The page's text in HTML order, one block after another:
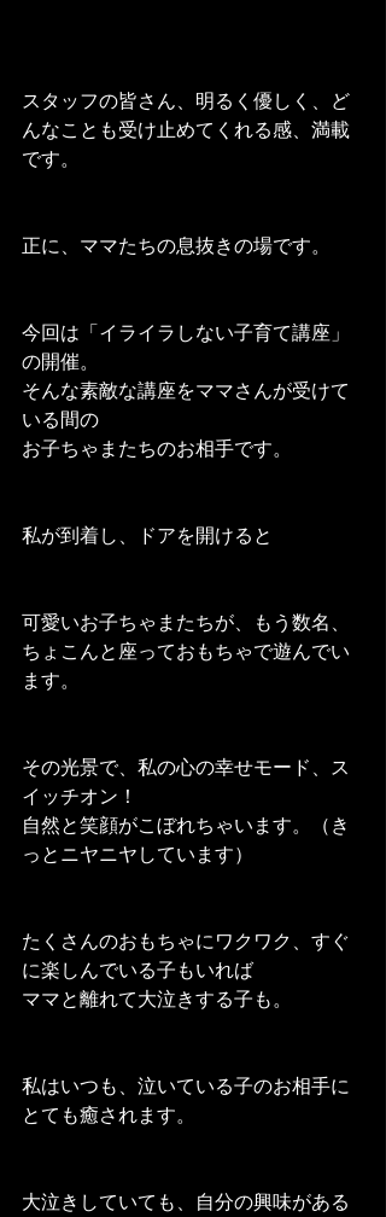
スタッフの皆さん、明るく優しく、ど
んなことも受け止めてくれる感、満載
です。
正に、ママたちの息抜きの場です。
今回は「イライラしない子育て講座」
の開催。
そんな素敵な講座をママさんが受けて
いる間の
お子ちゃまたちのお相手です。
私が到着し、ドアを開けると
可愛いお子ちゃまたちが、もう数名、
ちょこんと座っておもちゃで遊んでい
ます。
その光景で、私の心の幸せモード、ス
イッチオン！
自然と笑顔がこぼれちゃいます。（き
っとニヤニヤしています）
たくさんのおもちゃにワクワク、すぐ
に楽しんでいる子もいれば
ママと離れて大泣きする子も。
私はいつも、泣いている子のお相手に
とても癒されます。
大泣きしていても、自分の興味がある